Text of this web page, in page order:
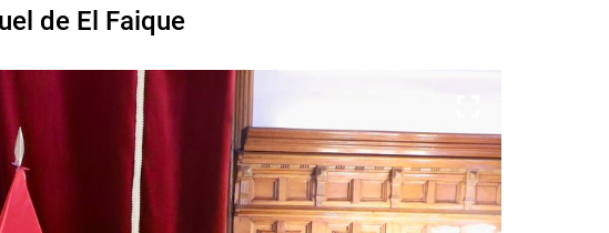
de El Faique